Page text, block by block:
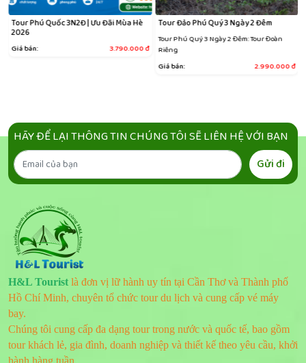
Tour Phú Quốc 3N2Đ | Ưu Đãi Mùa Hè
2026
Giá bán: 3.790.000đ
Tour Đảo Phú Quý 3 Ngày 2 Đêm
Tour Phú Quý 3 Ngày 2 Đêm: Tour Đoàn
Riêng
Giá bán:
2.990.000đ
HÃY ĐỂ LẠI THÔNG TIN CHÚNG TÔI SẼ LIÊN HỆ VỚI BẠN
Gửi đi
H&L Tourist là đơn vị lữ hành uy tín tại Cần Thơ và Thành phố
Hồ Chí Minh, chuyên tổ chức tour du lịch và cung cấp vé máy
bay.
Chúng tôi cung cấp đa dạng tour trong nước và quốc tế, bao gồm
tour khách lẻ, gia đình, doanh nghiệp và thiết kế theo yêu cầu, khởi
hành hàng tuần.